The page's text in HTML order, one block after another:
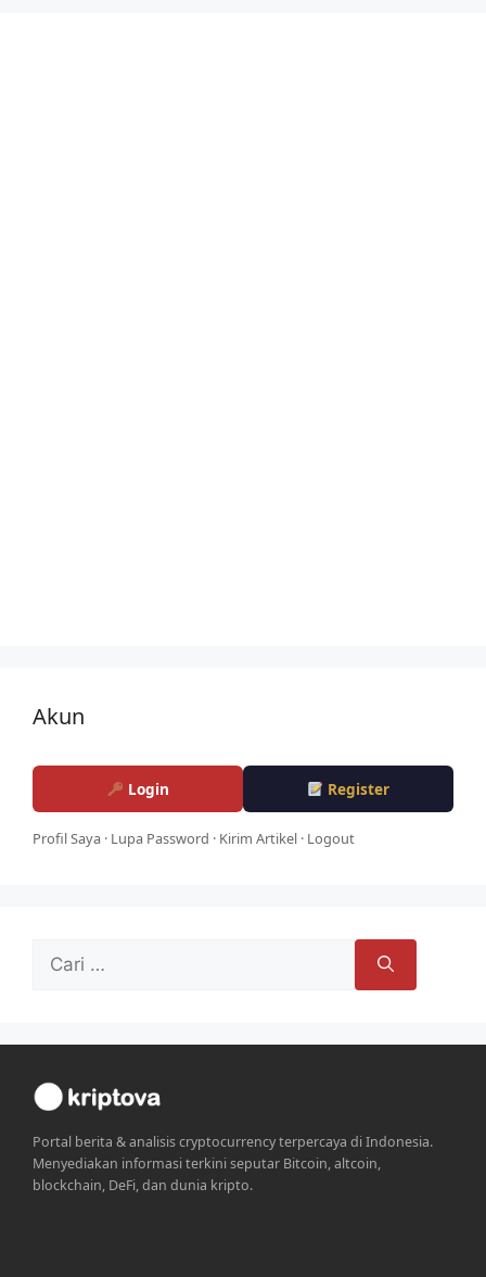
Akun
Login Register
Profil Saya · Lupa Password · Kirim Artikel · Logout
Cari
Portal berita & analisis cryptocurrency terpercaya di Indonesia.
Menyediakan informasi terkini seputar Bitcoin, altcoin,
blockchain, DeFi, dan dunia kripto.